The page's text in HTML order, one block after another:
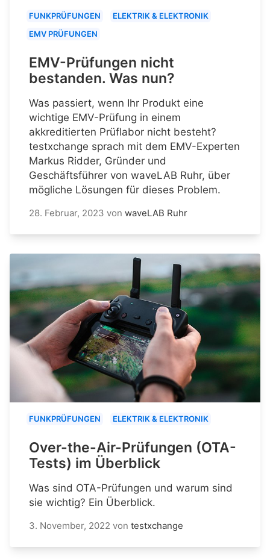
FUNKPRÜFUNGEN
ELEKTRIK & ELEKTRONIK
EMV PRÜFUNGEN
EMV-Prüfungen nicht
bestanden. Was nun?
Was passiert, wenn Ihr Produkt eine
wichtige EMV-Prüfung in einem
akkreditierten Prüflabor nicht besteht?
testxchange sprach mit dem EMV-Experten
Markus Ridder, Gründer und
Geschäftsführer von waveLAB Ruhr, über
mögliche Lösungen für dieses Problem.
28. Februar, 2023 von waveLAB Ruhr
FUNKPRÜFUNGEN ELEKTRIK & ELEKTRONIK
Over-the-Air-Prüfungen (OTA-
Tests) im Überblick
Was sind OTA-Prüfungen und warum sind
sie wichtig? Ein Überblick.
3. November, 2022 von testxchange